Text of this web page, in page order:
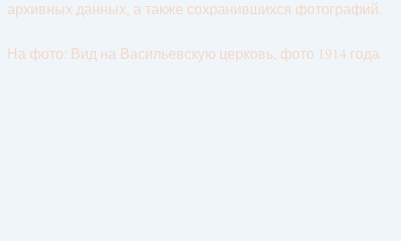
архивных данных, а также сохранившихся фотографий.
На фото: Вид на Васильевскую церковь, фото 1914 года